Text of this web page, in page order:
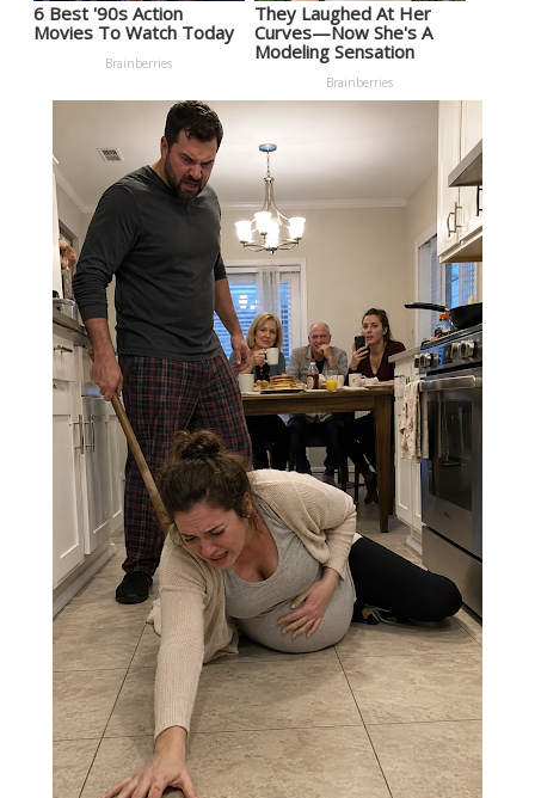
6 Best '90s Action
Movies To Watch Today
Brainberries
They Laughed At Her
Curves—Now She's A
Modeling Sensation
Brainberries